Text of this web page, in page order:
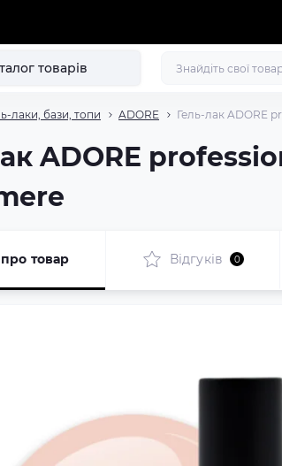
товарів
лаки, бази, топи ADORE Гель-лак ADORE
ADORE
товар Відгуків 0